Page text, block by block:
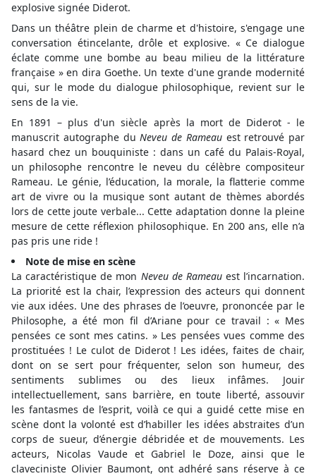
explosive signée Diderot.
Dans un théâtre plein de charme et d'histoire, s'engage une
conversation étincelante, drôle et explosive. « Ce dialogue
éclate comme une bombe au beau milieu de la littérature
française » en dira Goethe. Un texte d'une grande modernité
qui, sur le mode du dialogue philosophique, revient sur le
sens de la vie.
En 1891 – plus d'un siècle après la mort de Diderot - le
manuscrit autographe duNeveu de Rameauest retrouvé par
hasard chez un bouquiniste : dans un café du Palais-Royal,
un philosophe rencontre le neveu du célèbre compositeur
Rameau. Le génie, l’éducation, la morale, la flatterie comme
art de vivre ou la musique sont autant de thèmes abordés
lors de cette joute verbale... Cette adaptation donne la pleine
mesure de cette réflexion philosophique. En 200 ans, elle n’a
pas pris une ride !
Note de mise en scène
La caractéristique de mon Neveu de Rameauest l’incarnation.
La priorité est la chair, l’expression des acteurs qui donnent
vie aux idées. Une des phrases de l’oeuvre, prononcée par le
Philosophe, a été mon fil d’Ariane pour ce travail : « Mes
pensées ce sont mes catins. » Les pensées vues comme des
prostituées ! Le culot de Diderot ! Les idées, faites de chair,
dont on se sert pour fréquenter, selon son humeur, des
sentiments sublimes ou des lieux infâmes. Jouir
intellectuellement, sans barrière, en toute liberté, assouvir
les fantasmes de l’esprit, voilà ce qui a guidé cette mise en
scène dont la volonté est d’habiller les idées abstraites d’un
corps de sueur, d’énergie débridée et de mouvements. Les
acteurs, Nicolas Vaude et Gabriel le Doze, ainsi que le
claveciniste Olivier Baumont, ont adhéré sans réserve à ce